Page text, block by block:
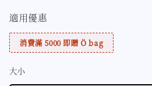
適用優惠
消費滿 5000 即贈 Ö bag
大小